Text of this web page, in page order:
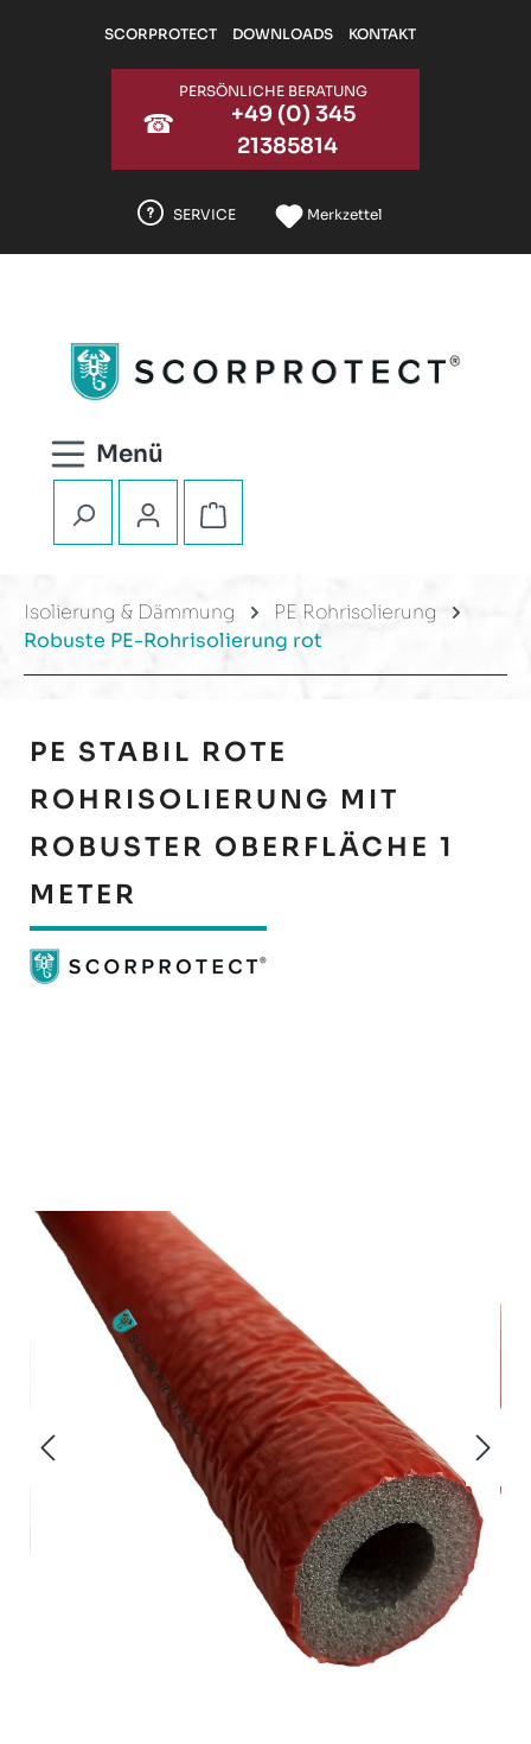
Zum Hauptinhalt springen
SCORPROTECT DOWNLOADS KONTAKT
☎
PERSÖNLICHE BERATUNG
+49 (0) 345
21385814
SERVICE Merkzettel
Warenkorb enthält 0
Isolierung & Dämmung
PE Rohrisolierung
Robuste PE-Rohrisolierung rot
PE STABIL ROTE
ROHRISOLIERUNG MIT
ROBUSTER OBERFLÄCHE 1
METER